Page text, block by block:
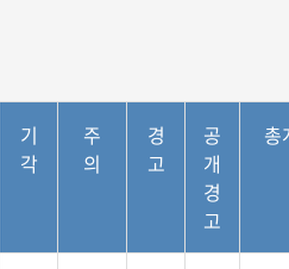
기
각
주
의
경
고
공
개
경
고
총